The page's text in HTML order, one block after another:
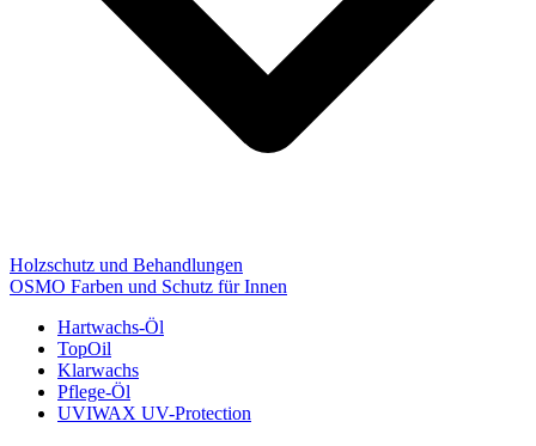
Holzschutz und Behandlungen
OSMO Farben und Schutz für Innen
Hartwachs-Öl
TopOil
Klarwachs
Pflege-Öl
UVIWAX UV-Protection